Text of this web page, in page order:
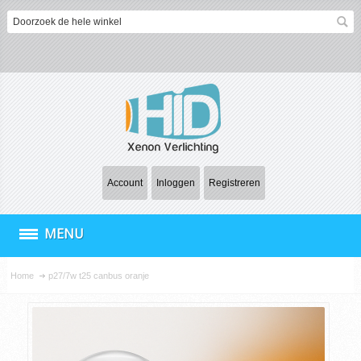
Account Inloggen Registreren
MENU
Home p27/7w t25 canbus oranje